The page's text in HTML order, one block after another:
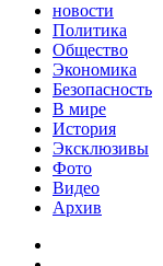
новости
Политика
Общество
Экономика
Безопасность
В мире
История
Эксклюзивы
Фото
Видео
Архив